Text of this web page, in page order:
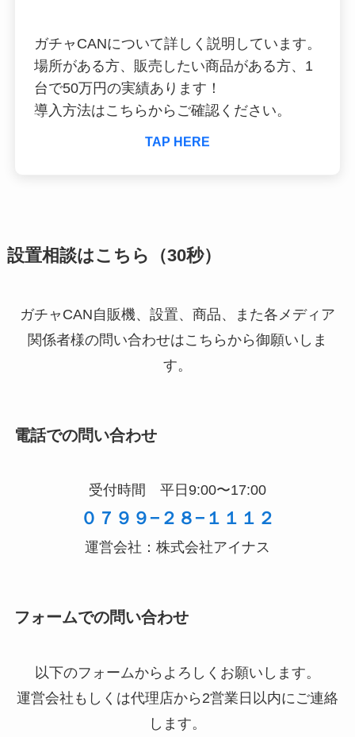
ガチャCANについて詳しく説明しています。
場所がある方、販売したい商品がある方、1
台で50万円の実績あります！
導入方法はこちらからご確認ください。
TAP HERE
設置相談はこちら（30秒）
ガチャCAN自販機、設置、商品、また各メディア
関係者様の問い合わせはこちらから御願いしま
す。
電話での問い合わせ
受付時間 平日9:00〜17:00
０７９９−２８−１１１２
運営会社：株式会社アイナス
フォームでの問い合わせ
以下のフォームからよろしくお願いします。
運営会社もしくは代理店から2営業日以内にご連絡
します。